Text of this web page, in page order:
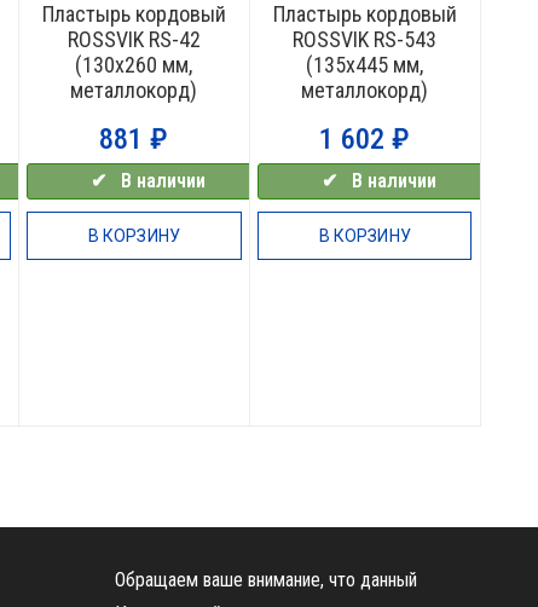
Пластырь кордовый
ROSSVIK RS-42
(130х260 мм,
металлокорд)
881₽
✔⠀В наличии
В КОРЗИНУ
Пластырь кордовый
ROSSVIK RS-543
(135х445 мм,
металлокорд)
1 602₽
✔⠀В наличии
В КОРЗИНУ
Обращаем ваше внимание, что данный